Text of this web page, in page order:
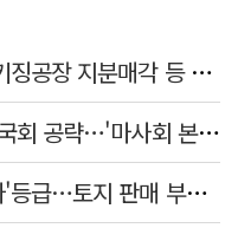
블룸버그 "SK하이닉스, 中 패키징공장 지분매각 등 검토"
김병삼 경북 영천시장, 이번엔 국회 공략…'마사회 본사 이전·광역교통망 확충' 요청
대구도시개발공사 경영평가 '라'등급…토지 판매 부진에 1년 만에 두 단계 '뚝'